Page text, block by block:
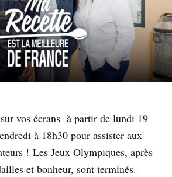
vos écrans à partir de lundi 19
à 18h30 pour assister aux
! Les Jeux Olympiques, après
et bonheur, sont terminés.